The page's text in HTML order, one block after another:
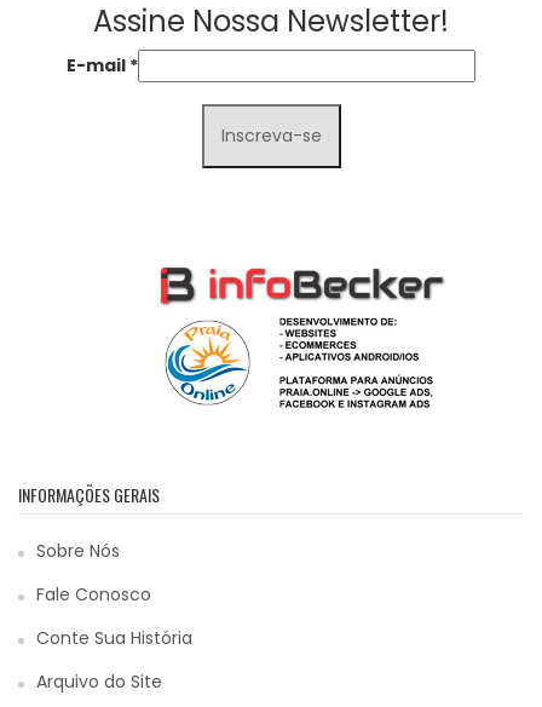
Assine Nossa Newsletter!
E-mail *
INFORMAÇÕES GERAIS
Sobre Nós
Fale Conosco
Conte Sua História
Arquivo do Site